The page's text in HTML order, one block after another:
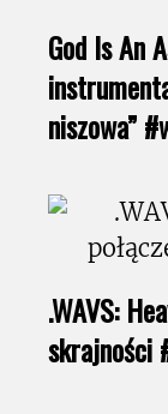
God Is An
niszowa”
.WAVS:
skrajności